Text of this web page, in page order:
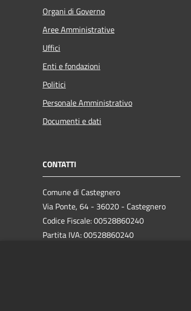
Organi di Governo
Aree Amministrative
Uffici
Enti e fondazioni
Politici
Personale Amministrativo
Documenti e dati
CONTATTI
Comune di Castegnero
Via Ponte, 64 - 36020 - Castegnero
Codice Fiscale: 00528860240
Partita IVA: 00528860240